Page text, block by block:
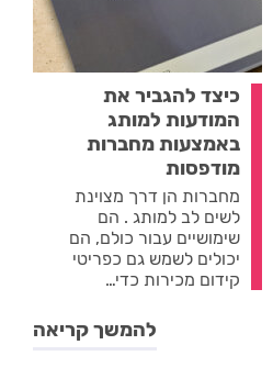
כיצד להגביר את
המודעות למותג
באמצעות מחברות
מודפסות
מחברות הן דרך מצוינת
לשים לב למותג . הם
שימושיים עבור כולם, הם
יכולים לשמש גם כפריטי
קידום מכירות כדי…
להמשך קריאה